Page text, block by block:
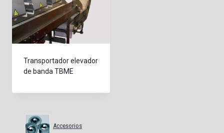
Transportador elevador
de banda TBME
Accesorios